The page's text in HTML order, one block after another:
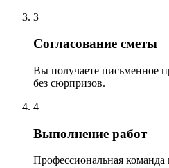
3
Согласование сметы
Вы получаете письменное
без сюрпризов.
4
Выполнение работ
Профессиональная